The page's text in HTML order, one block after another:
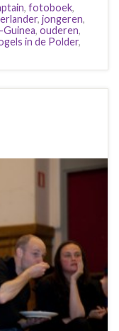
, fotoboek,
, jongeren,
, ouderen,
in de Polder,